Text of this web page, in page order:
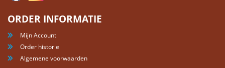
ORDER INFORMATIE
Mijn Account
Order historie
Algemene voorwaarden